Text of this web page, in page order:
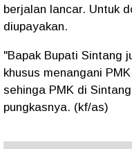
berjalan lancar. Untuk
diupayakan.
"Bapak Bupati Sintang
khusus menangani
sehinga PMK di
pungkasnya. (kf/as)